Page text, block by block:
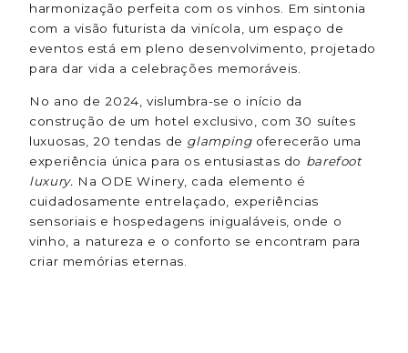
harmonização perfeita com os vinhos. Em sintonia
com a visão futurista da vinícola, um espaço de
eventos está em pleno desenvolvimento, projetado
para dar vida a celebrações memoráveis.
No ano de 2024, vislumbra-se o início da
construção de um hotel exclusivo, com 30 suítes
luxuosas, 20 tendas de glamping oferecerão uma
experiência única para os entusiastas do barefoot
luxury. Na ODE Winery, cada elemento é
cuidadosamente entrelaçado, experiências
sensoriais e hospedagens inigualáveis, onde o
vinho, a natureza e o conforto se encontram para
criar memórias eternas.